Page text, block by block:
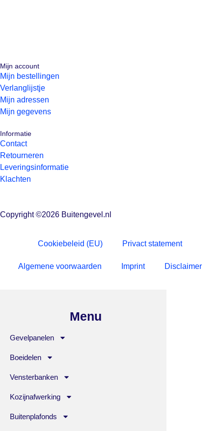
Mijn account
Mijn bestellingen
Verlanglijstje
Mijn adressen
Mijn gegevens
Informatie
Contact
Retourneren
Leveringsinformatie
Klachten
Copyright ©2026 Buitengevel.nl
Cookiebeleid (EU) Privact statement
Algemene voorwaarden Imprint Disclaimer
Menu
Gevelpanelen
Boeidelen
Vensterbanken
Kozijnafwerking
Buitenplafonds